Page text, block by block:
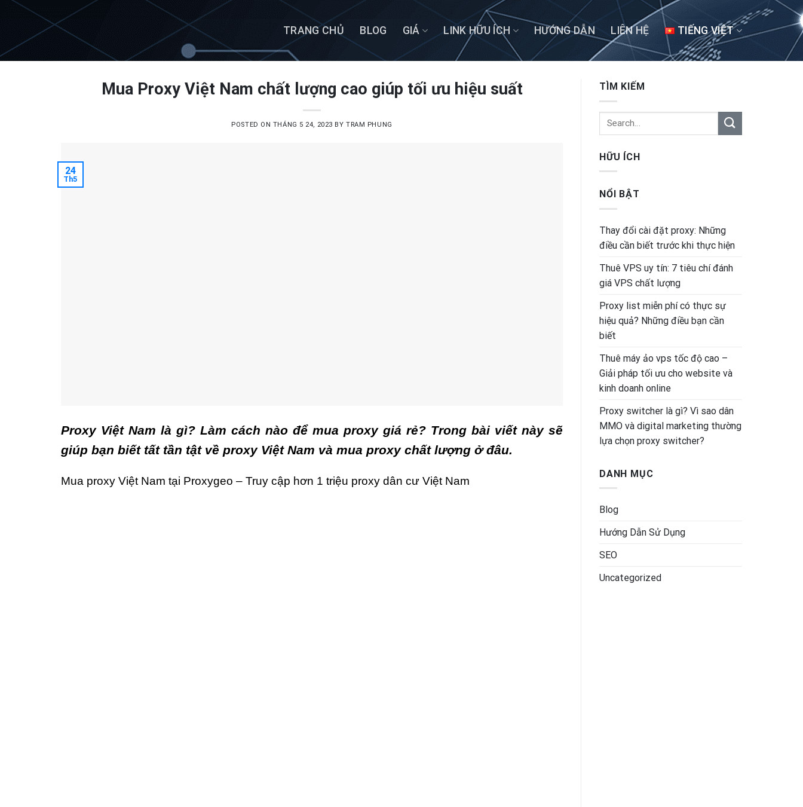
Skip
content
TRANG CHỦ BLOG GIÁ LINK HỮU ÍCH HƯỚNG DẪN LIÊN HỆ TIẾNG VIỆT
Mua Proxy Việt Nam chất lượng cao giúp tối ưu hiệu suất
POSTED ON THÁNG 5 24, 2023 BYTRAM PHUNG
24
Th5
Proxy Việt Nam là gì? Làm cách nào để mua proxy giá rẻ? Trong bài viết này sẽ
giúp bạn biết tất tần tật về proxy Việt Nam và mua proxy chất lượng ở đâu.
Mua proxy Việt Nam tại Proxygeo – Truy cập hơn 1 triệu proxy dân cư Việt Nam
TÌM KIẾM
HỮU ÍCH
NỔI BẬT
Thay đổi cài đặt proxy: Những
điều cần biết trước khi thực hiện
Thuê VPS uy tín: 7 tiêu chí đánh
giá VPS chất lượng
Proxy list miễn phí có thực sự
hiệu quả? Những điều bạn cần
biết
Thuê máy ảo vps tốc độ cao –
Giải pháp tối ưu cho website và
kinh doanh online
Proxy switcher là gì? Vì sao dân
MMO và digital marketing thường
lựa chọn proxy switcher?
DANH MỤC
Blog
Hướng Dẫn Sử Dụng
SEO
Uncategorized